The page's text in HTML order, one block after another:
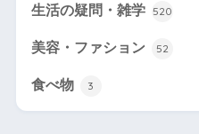
生活の疑問・雑学 520
美容・ファション 52
食べ物 3